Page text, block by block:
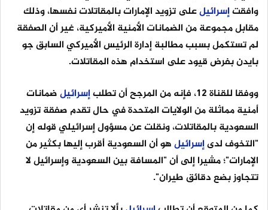
وافقتإسرائيلعلى تزويد الإمارات بالمقاتلات نفسها، وذلك
مقابل مجموعة من الضمانات الأمنية الأميركية، غير أن الصفقة
لم تستكمل بسبب مطالبة إدارة الرئيس الأميركي السابق جو
بايدن بفرض قيود على استخدام هذه المقاتلات.
ووفقا للقناة 12، فإنه من المرجح أن تطلب
إسرائيلضمانات
أمنية مماثلة من الولايات المتحدة في حال تقدم صفقة تزويد
السعودية بالمقاتلات، ونقلت عن مسؤول إسرائيلي قوله إن
"التخوف لدىإسرائيلهو أن السعودية أقرب إليها بكثير من
الإمارات"؛ مشيرا إلى أن "المسافة بين السعودية وإسرائيل لا
تتجاوز بضع دقائق طيران".